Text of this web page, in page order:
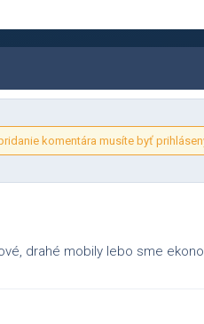
komentára musíte byť
drahé mobily lebo sme